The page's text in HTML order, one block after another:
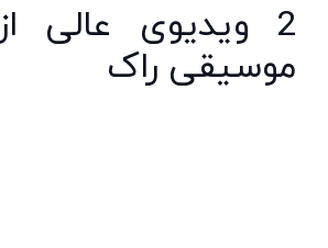
2 ویدیوی عالی از
موسیقی راک